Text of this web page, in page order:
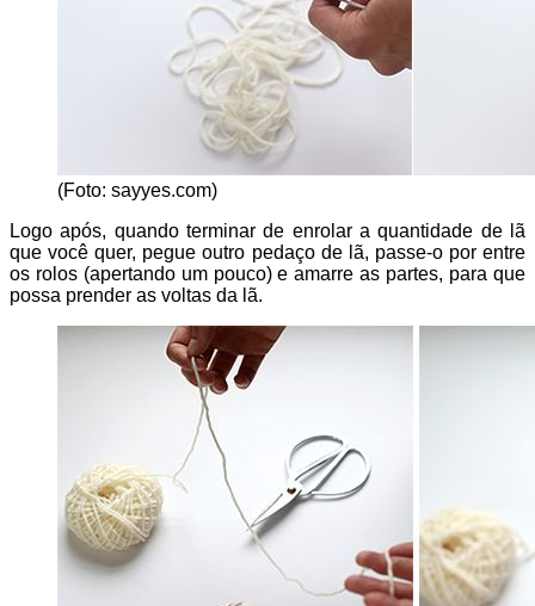
(Foto: sayyes.com)
Logo após, quando terminar de enrolar a quantidade de lã
que você quer, pegue outro pedaço de lã, passe-o por entre
os rolos (apertando um pouco) e amarre as partes, para que
possa prender as voltas da lã.